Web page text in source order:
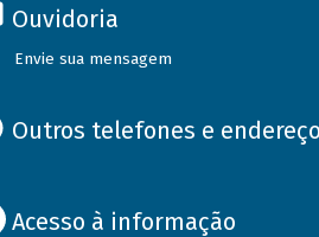
Ouvidoria
Envie sua mensagem
Outros telefones e
Acesso à informação